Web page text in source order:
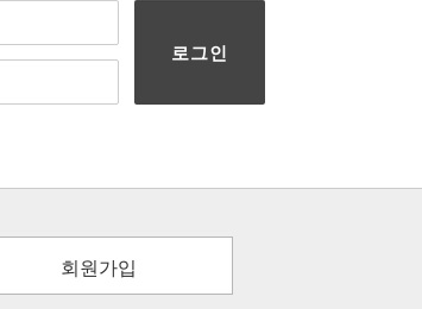
로그인
회원가입